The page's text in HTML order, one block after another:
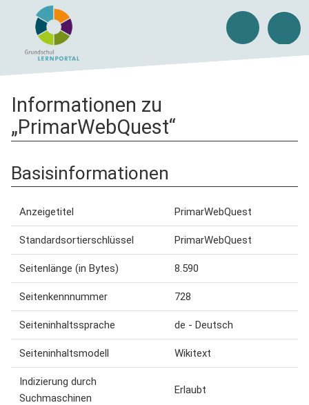
Informationen zu
„PrimarWebQuest“
Basisinformationen
Anzeigetitel PrimarWebQuest
Standardsortierschlüssel PrimarWebQuest
Seitenlänge (in Bytes) 8.590
Seitenkennnummer 728
Seiteninhaltssprache de - Deutsch
Seiteninhaltsmodell Wikitext
Indizierung durch
Suchmaschinen
Erlaubt